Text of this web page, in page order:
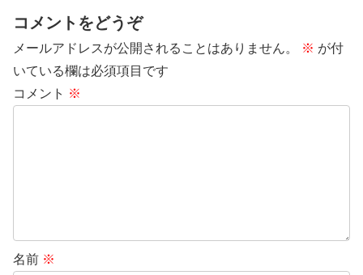
コメントをどうぞ
メールアドレスが公開されることはありません。 ※ が付
いている欄は必須項目です
コメント ※
名前 ※